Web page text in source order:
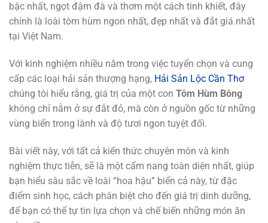
bậc nhất, ngọt đậm đà và thơm một cách tinh khiết, đây
chính là loài tôm hùm ngon nhất, đẹp nhất và đắt giá nhất
tại Việt Nam.
Với kinh nghiệm nhiều năm trong việc tuyển chọn và cung
cấp các loại hải sản thượng hạng, Hải Sản Lộc Cần Thơ
chúng tôi hiểu rằng, giá trị của một con Tôm Hùm Bông
không chỉ nằm ở sự đắt đỏ, mà còn ở nguồn gốc từ những
vùng biển trong lành và độ tươi ngon tuyệt đối.
Bài viết này, với tất cả kiến thức chuyên môn và kinh
nghiệm thực tiễn, sẽ là một cẩm nang toàn diện nhất, giúp
bạn hiểu sâu sắc về loài “hoa hậu” biển cả này, từ đặc
điểm sinh học, cách phân biệt cho đến giá trị dinh dưỡng,
để bạn có thể tự tin lựa chọn và chế biến những món ăn